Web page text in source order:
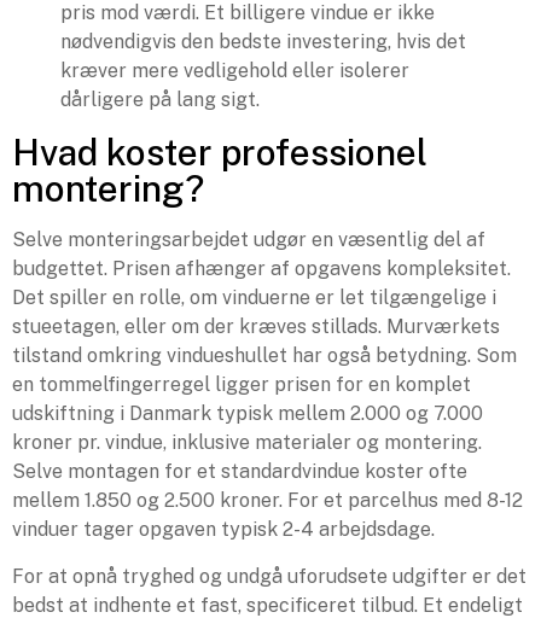
pris mod værdi. Et billigere vindue er ikke
nødvendigvis den bedste investering, hvis det
kræver mere vedligehold eller isolerer
dårligere på lang sigt.
Hvad koster professionel
montering?
Selve monteringsarbejdet udgør en væsentlig del af
budgettet. Prisen afhænger af opgavens kompleksitet.
Det spiller en rolle, om vinduerne er let tilgængelige i
stueetagen, eller om der kræves stillads. Murværkets
tilstand omkring vindueshullet har også betydning. Som
en tommelfingerregel ligger prisen for en komplet
udskiftning i Danmark typisk mellem 2.000 og 7.000
kroner pr. vindue, inklusive materialer og montering.
Selve montagen for et standardvindue koster ofte
mellem 1.850 og 2.500 kroner. For et parcelhus med 8-12
vinduer tager opgaven typisk 2-4 arbejdsdage.
For at opnå tryghed og undgå uforudsete udgifter er det
bedst at indhente et fast, specificeret tilbud. Et endeligt